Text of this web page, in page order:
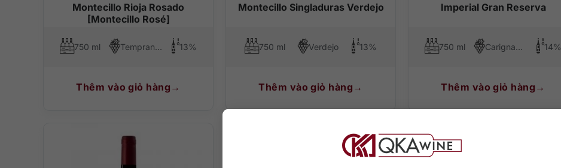
Montecillo Rioja Rosado
[Montecillo Rosé]
750 ml Tempranillo, Tempranillo Blanco 13%
Thêm vào giỏ hàng
Montecillo Singladuras Verdejo
750 ml Verdejo 13%
Thêm vào giỏ hàng
Imperial Gran Reserva
750 ml Carignan, Tempranillo, Graciano 14%
Thêm vào giỏ hàng